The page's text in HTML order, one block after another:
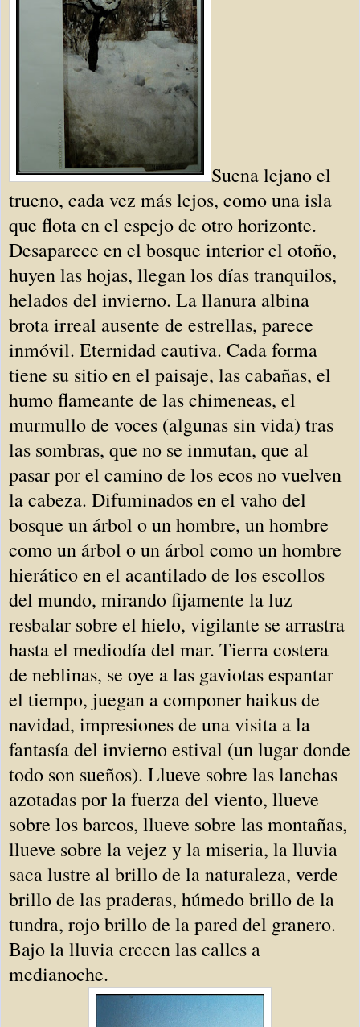
Suena lejano el
trueno, cada vez más lejos, como una isla
que flota en el espejo de otro horizonte.
Desaparece en el bosque interior el otoño,
huyen las hojas, llegan los días tranquilos,
helados del invierno. La llanura albina
brota irreal ausente de estrellas, parece
inmóvil. Eternidad cautiva. Cada forma
tiene su sitio en el paisaje, las cabañas, el
humo flameante de las chimeneas, el
murmullo de voces (algunas sin vida) tras
las sombras, que no se inmutan, que al
pasar por el camino de los ecos no vuelven
la cabeza. Difuminados en el vaho del
bosque un árbol o un hombre, un hombre
como un árbol o un árbol como un hombre
hierático en el acantilado de los escollos
del mundo, mirando fijamente la luz
resbalar sobre el hielo, vigilante se arrastra
hasta el mediodía del mar. Tierra costera
de neblinas, se oye a las gaviotas espantar
el tiempo, juegan a componer haikus de
navidad, impresiones de una visita a la
fantasía del invierno estival (un lugar donde
todo son sueños). Llueve sobre las lanchas
azotadas por la fuerza del viento, llueve
sobre los barcos, llueve sobre las montañas,
llueve sobre la vejez y la miseria, la lluvia
saca lustre al brillo de la naturaleza, verde
brillo de las praderas, húmedo brillo de la
tundra, rojo brillo de la pared del granero.
Bajo la lluvia crecen las calles a
medianoche.